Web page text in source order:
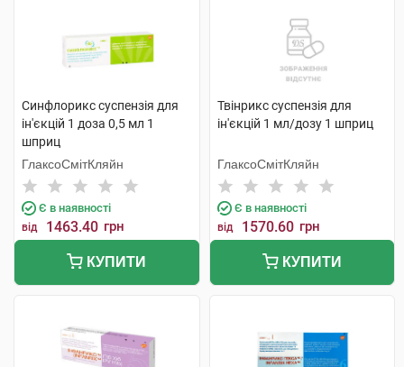
Синфлорикс суспензія для
ін'єкцій 1 доза 0,5 мл 1
шприц
ГлаксоСмітКляйн
Є в наявності
від 1463.40 грн
КУПИТИ
Твінрикс суспензія для
ін'єкцій 1 мл/дозу 1 шприц
ГлаксоСмітКляйн
Є в наявності
від 1570.60 грн
КУПИТИ